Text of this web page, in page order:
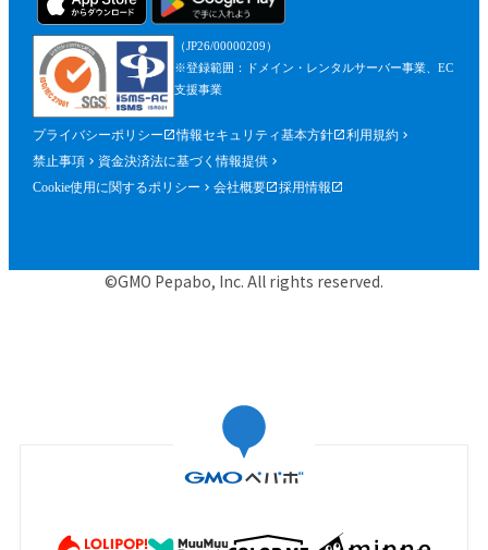
（JP26/00000209）
※登録範囲：ドメイン・レンタルサーバー事業、EC
支援事業
プライバシーポリシー 情報セキュリティ基本方針
利用規約
禁止事項
資金決済法に基づく情報提供
Cookie使用に関するポリシー
会社概要 採用情報
©GMO Pepabo, Inc. All rights reserved.